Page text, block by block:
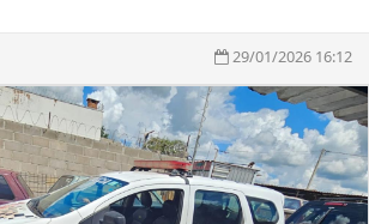
29/01/2026 16:12